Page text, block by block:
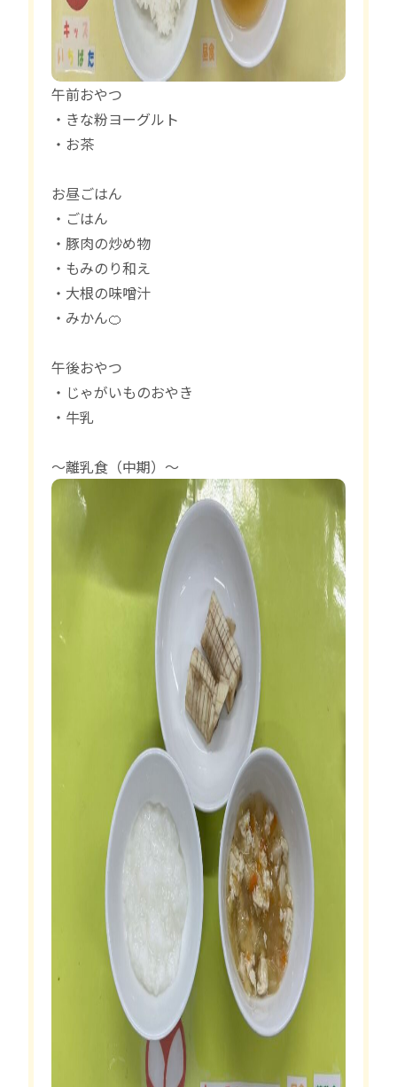
午前おやつ
・きな粉ヨーグルト
・お茶
お昼ごはん
・ごはん
・豚肉の炒め物
・もみのり和え
・大根の味噌汁
・みかん🍊
午後おやつ
・じゃがいものおやき
・牛乳
〜離乳食（中期）〜